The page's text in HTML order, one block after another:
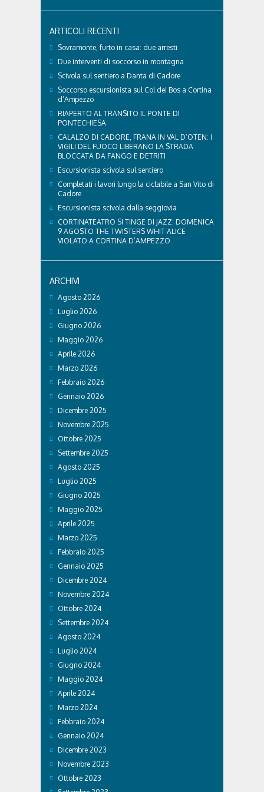
ARTICOLI RECENTI
Sovramonte, furto in casa: due arresti
Due interventi di soccorso in montagna
Scivola sul sentiero a Danta di Cadore
Soccorso escursionista sul Col dei Bos a Cortina
d’Ampezzo
RIAPERTO AL TRANSITO IL PONTE DI
PONTECHIESA
CALALZO DI CADORE, FRANA IN VAL D’OTEN: I
VIGILI DEL FUOCO LIBERANO LA STRADA
BLOCCATA DA FANGO E DETRITI
Escursionista scivola sul sentiero
Completati i lavori lungo la ciclabile a San Vito di
Cadore
Escursionista scivola dalla seggiovia
CORTINATEATRO SI TINGE DI JAZZ: DOMENICA
9 AGOSTO THE TWISTERS WHIT ALICE
VIOLATO A CORTINA D’AMPEZZO
ARCHIVI
Agosto 2026
Luglio 2026
Giugno 2026
Maggio 2026
Aprile 2026
Marzo 2026
Febbraio 2026
Gennaio 2026
Dicembre 2025
Novembre 2025
Ottobre 2025
Settembre 2025
Agosto 2025
Luglio 2025
Giugno 2025
Maggio 2025
Aprile 2025
Marzo 2025
Febbraio 2025
Gennaio 2025
Dicembre 2024
Novembre 2024
Ottobre 2024
Settembre 2024
Agosto 2024
Luglio 2024
Giugno 2024
Maggio 2024
Aprile 2024
Marzo 2024
Febbraio 2024
Gennaio 2024
Dicembre 2023
Novembre 2023
Ottobre 2023